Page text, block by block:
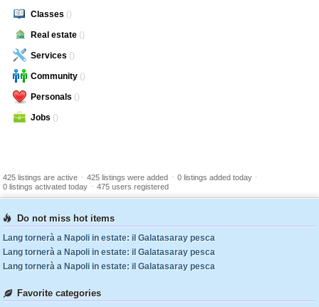
Classes ()
Real estate ()
Services ()
Community ()
Personals ()
Jobs ()
425 listings are active - 425 listings were added - 0 listings added today -
0 listings activated today - 475 users registered
Do not miss hot items
Lang tornerà a Napoli in estate: il Galatasaray pesca
Lang tornerà a Napoli in estate: il Galatasaray pesca
Lang tornerà a Napoli in estate: il Galatasaray pesca
Favorite categories